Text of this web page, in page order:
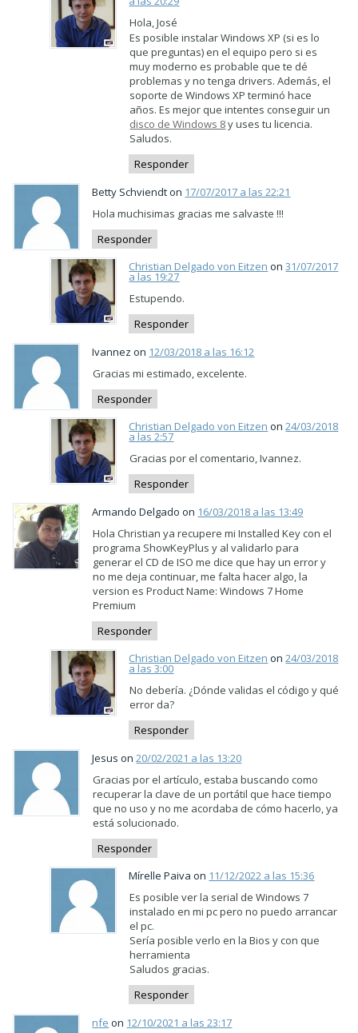
Hola, José
Es posible instalar Windows XP (si es lo
que preguntas) en el equipo pero si es
muy moderno es probable que te dé
problemas y no tenga drivers. Además, el
soporte de Windows XP terminó hace
años. Es mejor que intentes conseguir un
disco de Windows 8y uses tu licencia.
Saludos.
Responder
Betty Schviendt on 17/07/2017 a las 22:21
Hola muchisimas gracias me salvaste !!!
Responder
Christian Delgado von Eitzen on31/07/2017
a las 19:27
Estupendo.
Responder
Ivannez on 12/03/2018 a las 16:12
Gracias mi estimado, excelente.
Responder
Christian Delgado von Eitzen on24/03/2018
a las 2:57
Gracias por el comentario, Ivannez.
Responder
Armando Delgado on 16/03/2018 a las 13:49
Hola Christian ya recupere mi Installed Key con el
programa ShowKeyPlus y al validarlo para
generar el CD de ISO me dice que hay un error y
no me deja continuar, me falta hacer algo, la
version es Product Name: Windows 7 Home
Premium
Responder
Christian Delgado von Eitzen on24/03/2018
a las 3:00
No debería. ¿Dónde validas el código y qué
error da?
Responder
Jesus on20/02/2021 a las 13:20
Gracias por el artículo, estaba buscando como
recuperar la clave de un portátil que hace tiempo
que no uso y no me acordaba de cómo hacerlo, ya
está solucionado.
Responder
Mírelle Paiva on 11/12/2022 a las 15:36
Es posible ver la serial de Windows 7
instalado en mi pc pero no puedo arrancar
el pc.
Sería posible verlo en la Bios y con que
herramienta
Saludos gracias.
Responder
nfe on 12/10/2021 a las 23:17